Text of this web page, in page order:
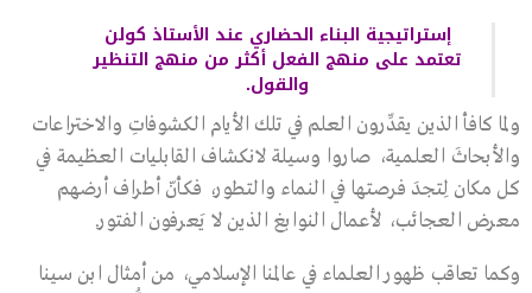
إستراتيجية البناء الحضاري عند الأستاذ كولن
تعتمد على منهج الفعل أكثر من منهج التنظير
والقول.
ولما كافأ الذين يقدِّرون العلم في تلك الأيام الكشوفاتِ والاختراعات
والأبحاثَ العلمية، صاروا وسيلة لانكشاف القابليات العظيمة في
كل مكان لِتجدَ فرصتها في النماء والتطور، فكأنّ أطراف أرضهم
معرض العجائب، لأعمال النوابغ الذين لا يَعرفون الفتور.
وكما تعاقب ظهور العلماء في عالمنا الإسلامي، من أمثال ابن سينا